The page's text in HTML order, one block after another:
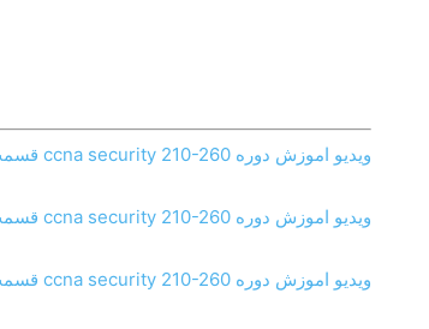
ویدیو اموزش دوره ccna security 210-260 قسمت اول
ویدیو اموزش دوره ccna security 210-260 قسمت دوم
ویدیو اموزش دوره ccna security 210-260 قسمت سوم